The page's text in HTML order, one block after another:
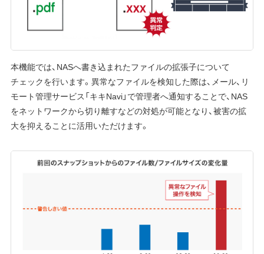
本機能では、NASへ書き込まれたファイルの拡張子について
チェックを行います。異常なファイルを検知した際は、メール、リ
モート管理サービス「キキNavi」で管理者へ通知することで、NAS
をネットワークから切り離すなどの対処が可能となり、被害の拡
大を抑えることに活用いただけます。